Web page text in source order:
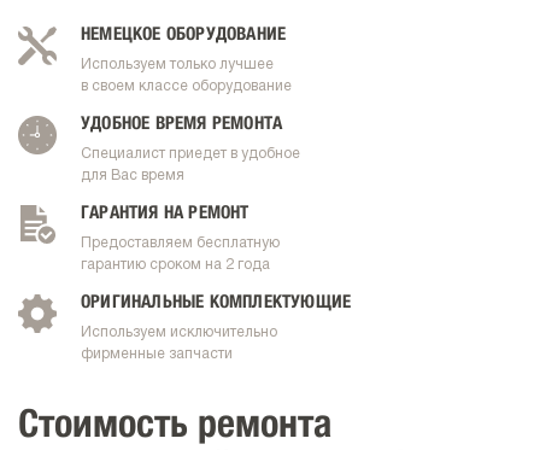
НЕМЕЦКОЕ ОБОРУДОВАНИЕ
Используем только лучшее
в своем классе оборудование
УДОБНОЕ ВРЕМЯ РЕМОНТА
Специалист приедет в удобное
для Вас время
ГАРАНТИЯ НА РЕМОНТ
Предоставляем бесплатную
гарантию сроком на 2 года
ОРИГИНАЛЬНЫЕ КОМПЛЕКТУЮЩИЕ
Используем исключительно
фирменные запчасти
Стоимость ремонта